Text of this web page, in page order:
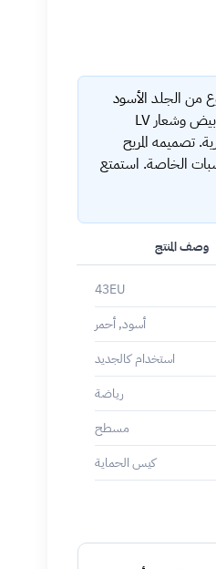
من الجلد الأسود
الفاخر. يتميز بخطوط جريئة باللون الأحمر والأبيض وشعار LV
تصميمه المريح
الخاصة. استمتع
43EU
أسود, أحمر
استخدام كالجديد
رياضة
مسطح
كيس الحماية
وصف المنتج